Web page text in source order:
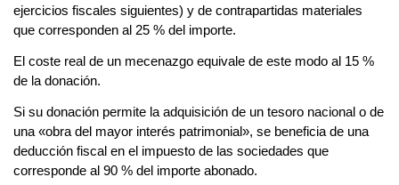
ejercicios fiscales siguientes) y de contrapartidas materiales
que corresponden al 25 % del importe.
El coste real de un mecenazgo equivale de este modo al 15 %
de la donación.
Si su donación permite la adquisición de un tesoro nacional o de
una «obra del mayor interés patrimonial», se beneficia de una
deducción fiscal en el impuesto de las sociedades que
corresponde al 90 % del importe abonado.